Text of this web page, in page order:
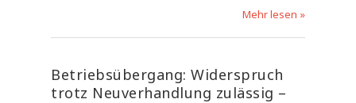
Mehr lesen »
Betriebsübergang: Widerspruch
trotz Neuverhandlung zulässig –